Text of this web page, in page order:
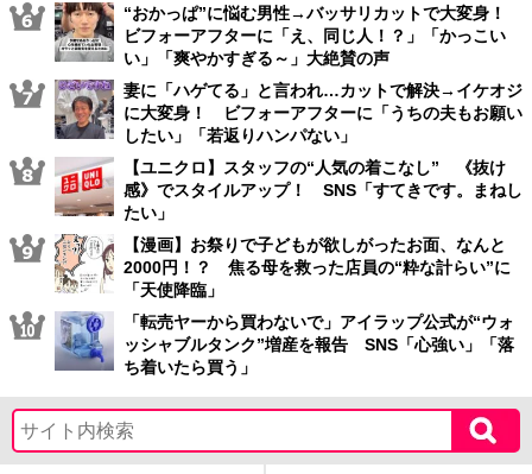
“おかっぱ”に悩む男性→バッサリカットで大変身！
ビフォーアフターに「え、同じ人！？」「かっこい
い」「爽やかすぎる～」大絶賛の声
妻に「ハゲてる」と言われ…カットで解決→イケオジ
に大変身！ ビフォーアフターに「うちの夫もお願い
したい」「若返りハンパない」
【ユニクロ】スタッフの“人気の着こなし” 《抜け
感》でスタイルアップ！ SNS「すてきです。まねし
たい」
【漫画】お祭りで子どもが欲しがったお面、なんと
2000円！？ 焦る母を救った店員の“粋な計らい”に
「天使降臨」
「転売ヤーから買わないで」アイラップ公式が“ウォ
ッシャブルタンク”増産を報告 SNS「心強い」「落
ち着いたら買う」